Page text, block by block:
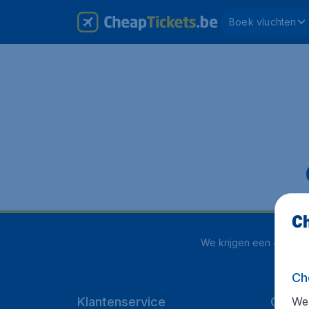
Boek vluchten
We krijgen een 4.1 uit 5
Klantenservice